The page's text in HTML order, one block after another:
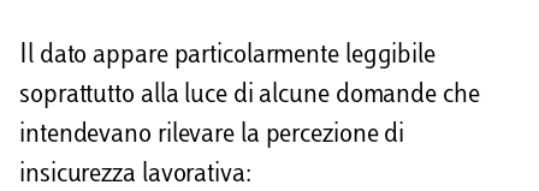
Il dato appare particolarmente leggibile
soprattutto alla luce di alcune domande che
intendevano rilevare la percezione di
insicurezza lavorativa: